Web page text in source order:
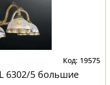
19575
6302/5 большие